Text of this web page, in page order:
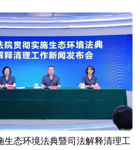
用 中国让AI变得更具实用价值
企业实现营业收入同比增长
证中非合作新气象
高 解码今夏的清凉底气
生态环境法典暨司法解释清理工